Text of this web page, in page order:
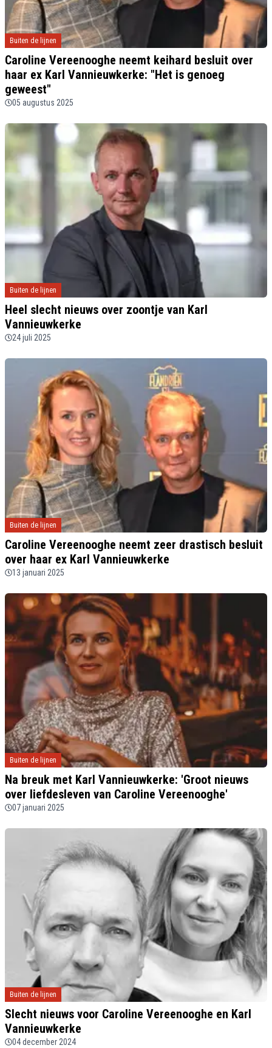
Buiten de lijnen
Caroline Vereenooghe neemt keihard besluit over
haar ex Karl Vannieuwkerke: "Het is genoeg
geweest"
05 augustus 2025
Buiten de lijnen
Heel slecht nieuws over zoontje van Karl
Vannieuwkerke
24 juli 2025
Buiten de lijnen
Caroline Vereenooghe neemt zeer drastisch besluit
over haar ex Karl Vannieuwkerke
13 januari 2025
Buiten de lijnen
Na breuk met Karl Vannieuwkerke: 'Groot nieuws
over liefdesleven van Caroline Vereenooghe'
07 januari 2025
Buiten de lijnen
Slecht nieuws voor Caroline Vereenooghe en Karl
Vannieuwkerke
04 december 2024